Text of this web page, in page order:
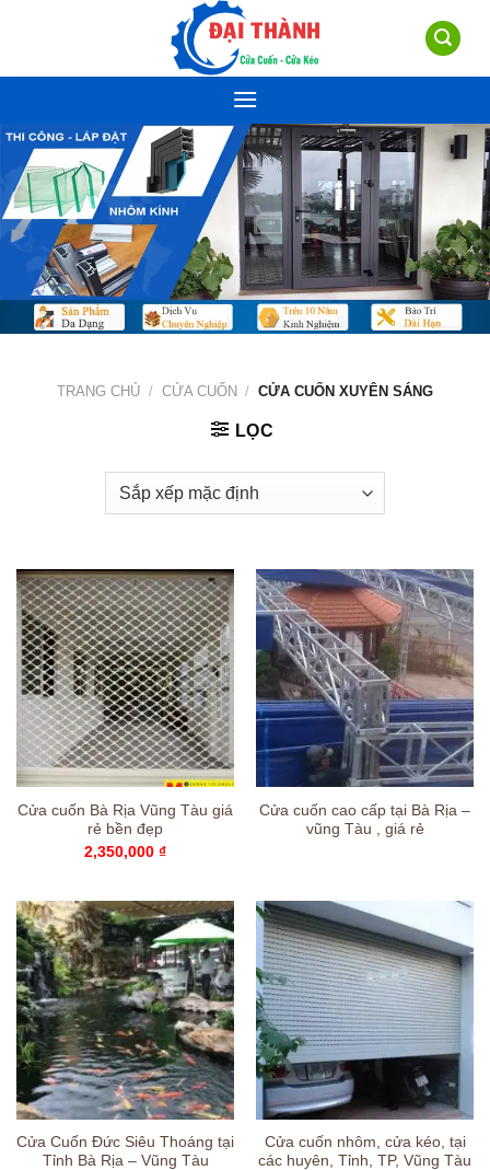
TRANG CHỦ / CỬA CUỐN / CỬA CUỐN XUYÊN SÁNG
LỌC
Cửa cuốn Bà Rịa Vũng Tàu giá
rẻ bền đẹp
2,350,000 ₫
Cửa cuốn cao cấp tại Bà Rịa –
vũng Tàu , giá rẻ
Cửa Cuốn Đức Siêu Thoáng tại
Tỉnh Bà Rịa – Vũng Tàu
Cửa cuốn nhôm, cửa kéo, tại
các huyên, Tỉnh, TP, Vũng Tàu